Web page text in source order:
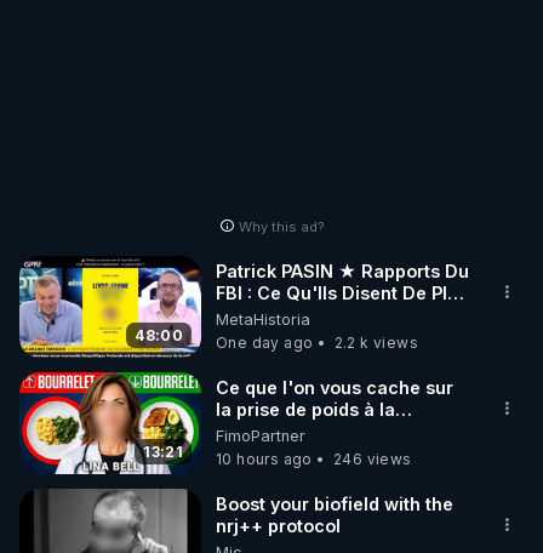
Why this ad?
48:00
Patrick PASIN ★ Rapports Du
FBI : Ce Qu'Ils Disent De Plus
Grave Sur Hitler
MetaHistoria
One day ago
2.2 k views
13:21
Ce que l'on vous cache sur
la prise de poids à la
ménopause
FimoPartner
10 hours ago
246 views
Boost your biofield with the
nrj++ protocol